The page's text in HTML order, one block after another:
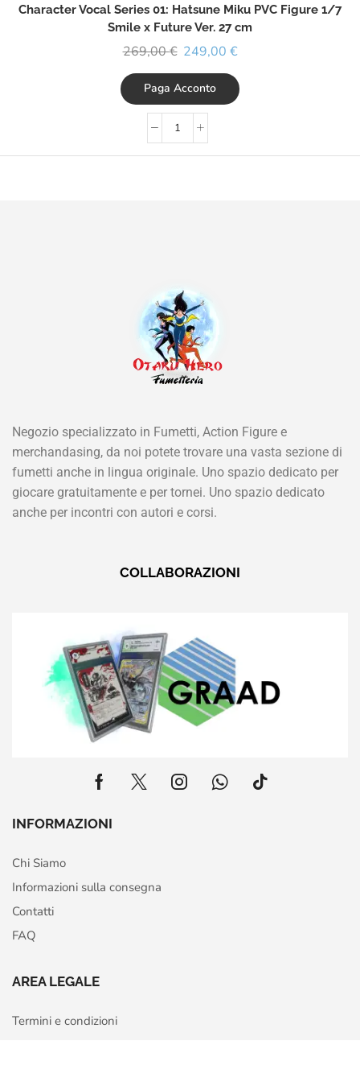
Character Vocal Series 01: Hatsune Miku PVC Figure 1/7
Smile x Future Ver. 27 cm
269,00€ 249,00 €
Paga Acconto
Negozio specializzato in Fumetti, Action Figure e
merchandasing, da noi potete trovare una vasta sezione di
fumetti anche in lingua originale. Uno spazio dedicato per
giocare gratuitamente e per tornei. Uno spazio dedicato
anche per incontri con autori e corsi.
COLLABORAZIONI
INFORMAZIONI
Chi Siamo
Informazioni sulla consegna
Contatti
FAQ
AREA LEGALE
Termini e condizioni